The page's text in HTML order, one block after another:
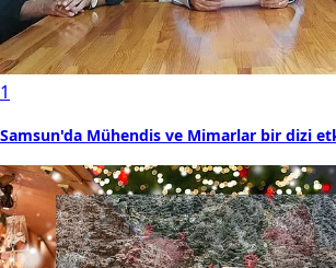
1
Samsun'da Mühendis ve Mimarlar bir dizi